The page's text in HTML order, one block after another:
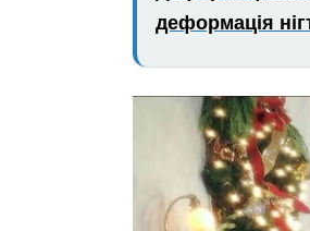
деформація